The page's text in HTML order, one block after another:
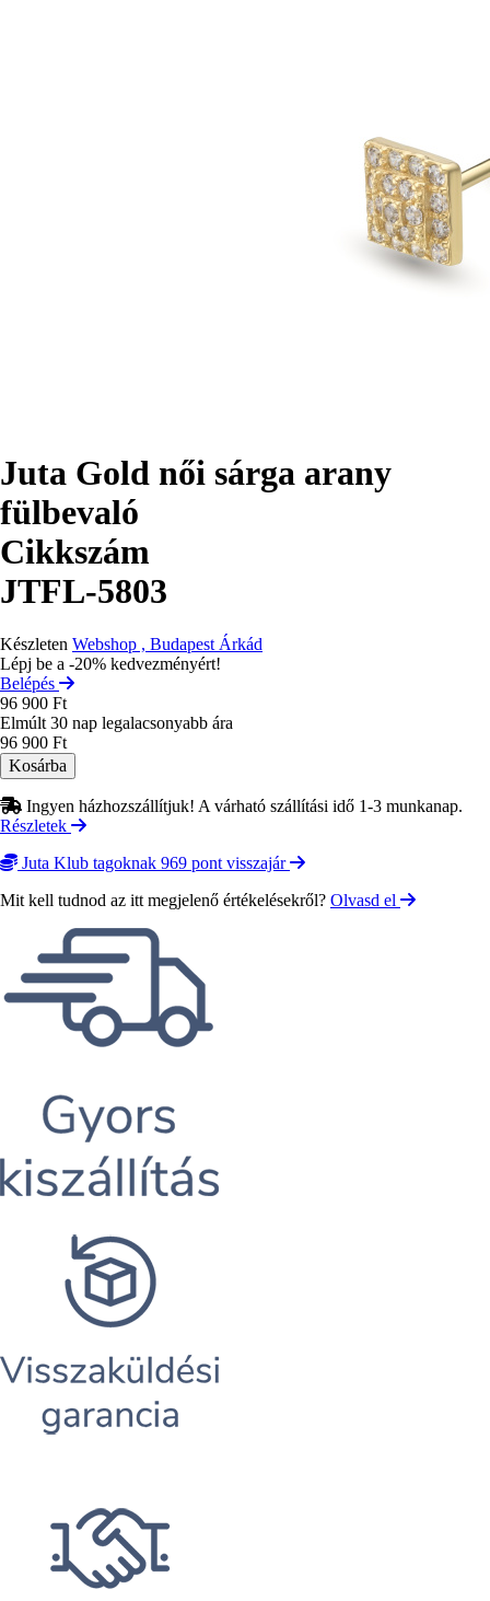
Juta Gold női sárga arany
fülbevaló
Cikkszám
JTFL-5803
Készleten Webshop , Budapest Árkád
Lépj be a -20% kedvezményért!
Belépés
96 900 Ft
Elmúlt 30 nap legalacsonyabb ára
96 900 Ft
Ingyen házhozszállítjuk! A várható szállítási idő 1-3 munkanap.
Részletek
Juta Klub tagoknak 969 pont visszajár
Mit kell tudnod az itt megjelenő értékelésekről? Olvasd el